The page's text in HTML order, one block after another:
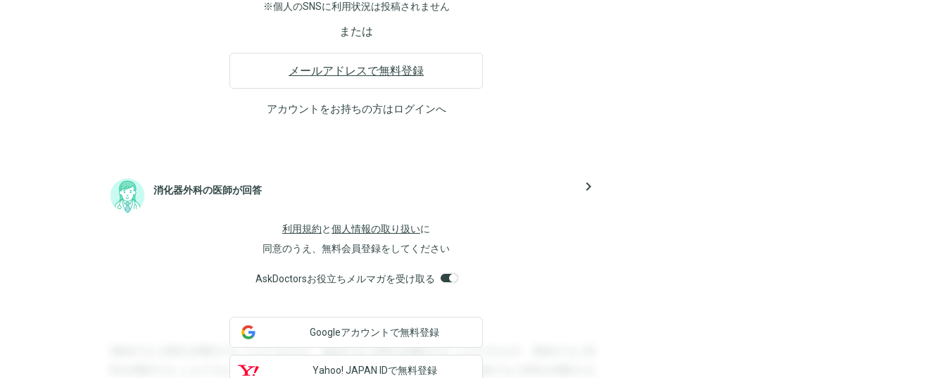
※個人のSNSに利用状況は投稿されません
または
メールアドレスで無料登録
アカウントをお持ちの方はログインへ
消化器外科の医師が回答 navigate_next
利用規約と個人情報の取り扱いに
同意のうえ、無料会員登録をしてください
AskDoctorsお役立ちメルマガを受け取る
登録すると回答を閲覧することができます。登録すると回答を閲覧することができます。登録すると回
答を閲覧することができます。登録すると回答を閲覧することができます。登録すると回答を閲覧する
Googleアカウントで無料登録
Yahoo! JAPAN IDで無料登録